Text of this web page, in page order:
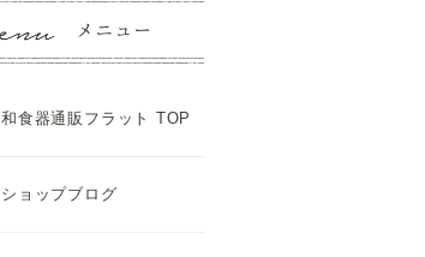
和食器通販フラット TOP
ショップブログ